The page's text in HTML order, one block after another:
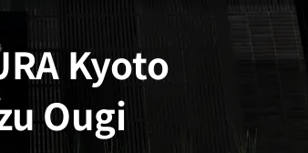
Kyoto
Ougi